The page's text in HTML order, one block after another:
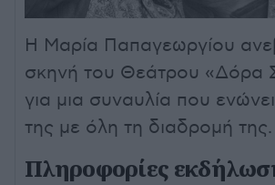
Η Μαρία Παπαγεωργίου
σκηνή του Θεάτρου «Δόρα
για μια συναυλία που
της με όλη τη διαδρομή της.
Πληροφορίες